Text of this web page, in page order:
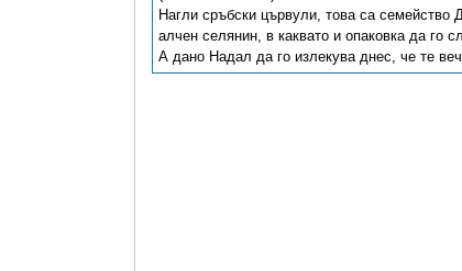
Нагли сръбски цървули, това са
алчен селянин, в каквато и опаковка да
А дано Надал да го излекува днес, че те